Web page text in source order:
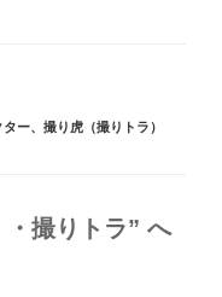
ター、 撮り虎（撮りトラ）
撮りトラ” へ